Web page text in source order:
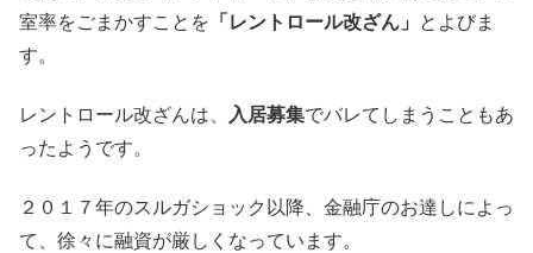
室率をごまかすことを 「レントロール改ざん」
とよびま
す。
レントロール改ざんは、 入居募集でバレてしまうこともあ
ったようです。
２０１７年のスルガショック以降、金融庁のお達しによっ
て、徐々に融資が厳しくなっています。